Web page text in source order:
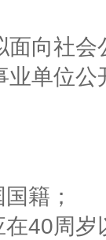
面向社
单位
籍；
40周